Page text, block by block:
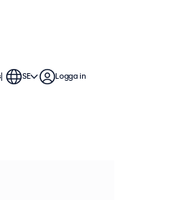
SE Logga in